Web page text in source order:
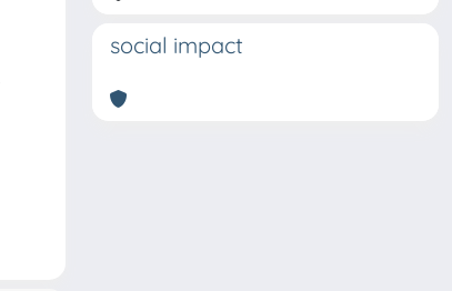
social impact